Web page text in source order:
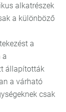
alkatrészek
a különböző
a
a
állapították
a várható
csak